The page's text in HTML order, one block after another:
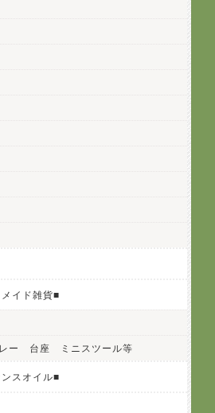
イド雑貨■
ー 台座 ミニスツール等
スオイル■